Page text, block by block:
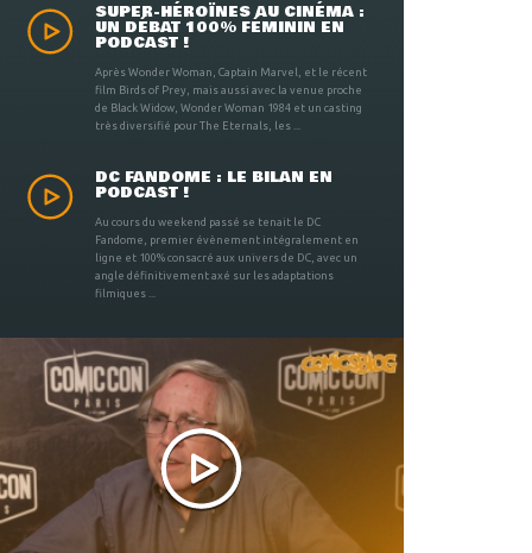
SUPER-HÉROÏNES AU CINÉMA :
UN DÉBAT 100% FÉMININ EN
PODCAST !
Après Wonder Woman, Captain Marvel, et le récent
film Birds of Prey, mais aussi avec la venue proche
de Black Widow, Wonder Woman 1984 et un casting
très diversifié pour The Eternals, les ...
DC FANDOME : LE BILAN EN
PODCAST !
Au cours du weekend passé se tenait le DC
Fandome, premier évènement intégralement en
ligne et 100% consacré aux univers de DC, avec un
angle définitivement axé sur les adaptations
filmiques ...